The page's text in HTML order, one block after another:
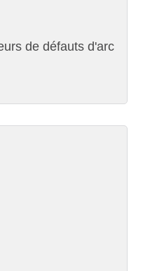
de défauts d'arc